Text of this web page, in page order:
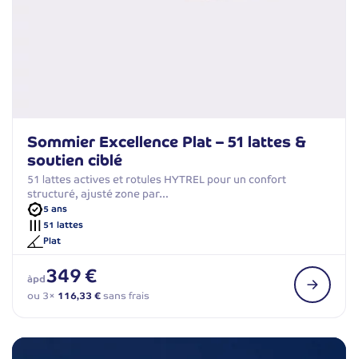
Sommier Excellence Plat – 51 lattes &
soutien ciblé
51 lattes actives et rotules HYTREL pour un confort
structuré, ajusté zone par…
5 ans
51 lattes
Plat
àpd349 €
ou 3× 116,33 €sans frais